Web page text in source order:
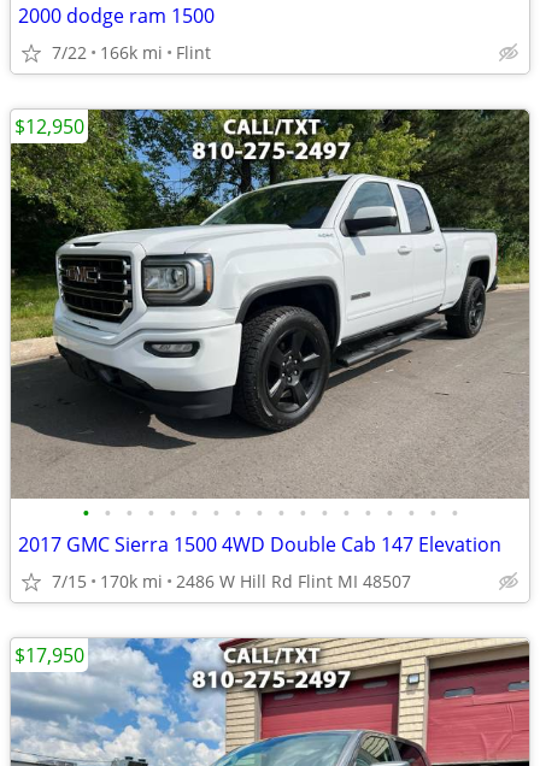
2000 dodge ram 1500
7/22 166k mi Flint
• • • • • • • • • • • • • • • • • •
2017 GMC Sierra 1500 4WD Double Cab 147 Elevation
7/15 170k mi 2486 W Hill Rd Flint MI 48507
$12,950
$17,950